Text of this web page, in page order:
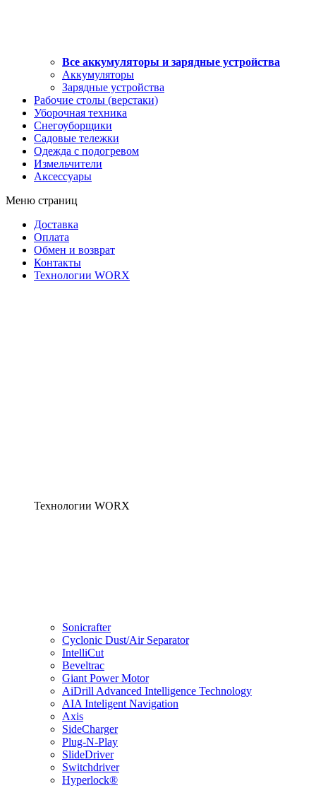
Все аккумуляторы и зарядные устройства
Аккумуляторы
Зарядные устройства
Рабочие столы (верстаки)
Уборочная техника
Снегоуборщики
Садовые тележки
Одежда с подогревом
Измельчители
Аксессуары
Меню страниц
Доставка
Оплата
Обмен и возврат
Контакты
Технологии WORX
Технологии WORX
Sonicrafter
Cyclonic Dust/Air Separator
IntelliCut
Beveltrac
Giant Power Motor
AiDrill Advanced Intelligence Technology
AIA Inteligent Navigation
Axis
SideCharger
Plug-N-Play
SlideDriver
Switchdriver
Hyperlock®